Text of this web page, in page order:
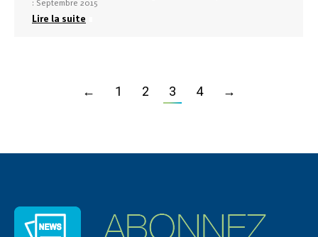
: Septembre 2015
Lire la suite
← 1 2 3 4 →